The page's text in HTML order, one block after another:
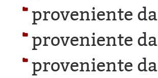
proveniente
proveniente da
proveniente